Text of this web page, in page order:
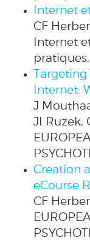
Internet
CF
Internet
Targeting
Internet:
J
JI Ruzek,
Creation
eCourse
CF